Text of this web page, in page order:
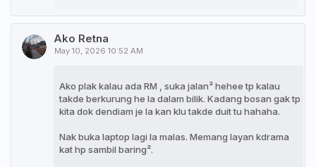
Ako Retna
May 10, 2026 10:52 AM
Ako plak kalau ada RM , suka jalan² hehee tp kalau
takde berkurung he la dalam bilik. Kadang bosan gak tp
kita dok dendiam je la kan klu takde duit tu hahaha.
Nak buka laptop lagi la malas. Memang layan kdrama
kat hp sambil baring².